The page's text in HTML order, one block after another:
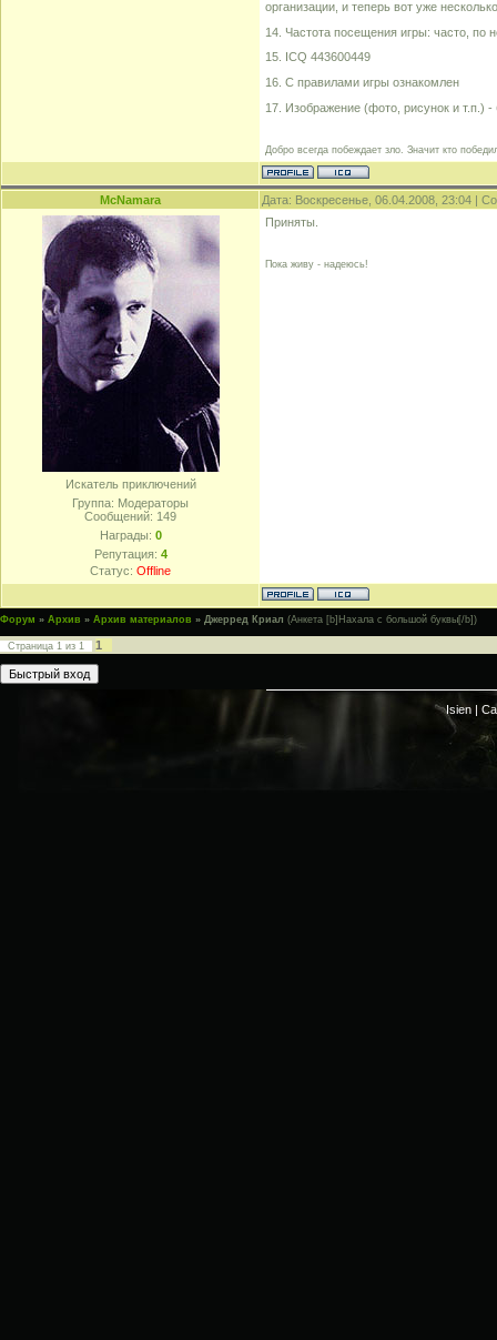
организации, и теперь вот уже
14. Частота посещения игры: часто, по
15. ICQ 443600449
16. С правилами игры ознакомлен
17. Изображение (фото, рисунок и т.п.)
Добро всегда побеждает зло. Значит кто
McNamara Дата: Воскресенье, 06.04.2008, 23:04 |
Искатель приключений
Группа: Модераторы
Сообщений: 149
Награды: 0
Репутация: 4
Статус: Offline
Приняты.
Пока живу - надеюсь!
Форум » Архив » Архив материалов » Джерред Криал (Анкета [b]Нахала с большой буквы[/b])
Страница 1 из 1 1
Isien |